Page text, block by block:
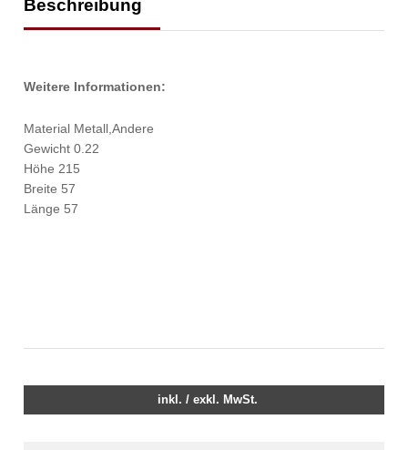
Beschreibung
Weitere Informationen:
Material Metall,Andere
Gewicht 0.22
Höhe 215
Breite 57
Länge 57
inkl. / exkl. MwSt.